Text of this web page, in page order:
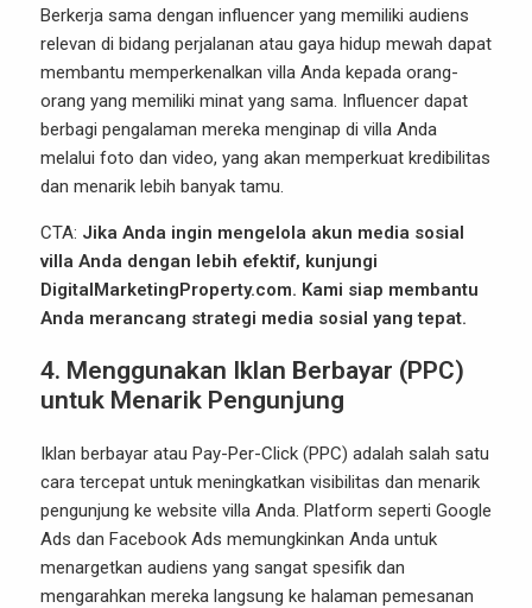
Berkerja sama dengan influencer yang memiliki audiens
relevan di bidang perjalanan atau gaya hidup mewah dapat
membantu memperkenalkan villa Anda kepada orang-
orang yang memiliki minat yang sama. Influencer dapat
berbagi pengalaman mereka menginap di villa Anda
melalui foto dan video, yang akan memperkuat kredibilitas
dan menarik lebih banyak tamu.
CTA: Jika Anda ingin mengelola akun media sosial
villa Anda dengan lebih efektif, kunjungi
DigitalMarketingProperty.com. Kami siap membantu
Anda merancang strategi media sosial yang tepat.
4. Menggunakan Iklan Berbayar (PPC)
untuk Menarik Pengunjung
Iklan berbayar atau Pay-Per-Click (PPC) adalah salah satu
cara tercepat untuk meningkatkan visibilitas dan menarik
pengunjung ke website villa Anda. Platform seperti Google
Ads dan Facebook Ads memungkinkan Anda untuk
menargetkan audiens yang sangat spesifik dan
mengarahkan mereka langsung ke halaman pemesanan